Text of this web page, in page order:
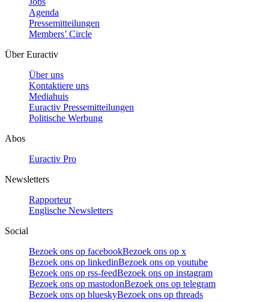
Agenda
Pressemitteilungen
Members’ Circle
Über Euractiv
Über uns
Kontaktiere uns
Mediahuis
Euractiv Pressemitteilungen
Politische Werbung
Abos
Euractiv Pro
Newsletters
Rapporteur
Englische Newsletters
Social
Bezoek ons op facebookBezoek ons op x
Bezoek ons op linkedinBezoek ons op youtube
Bezoek ons op rss-feedBezoek ons op instagram
Bezoek ons op mastodonBezoek ons op telegram
Bezoek ons op blueskyBezoek ons op threads